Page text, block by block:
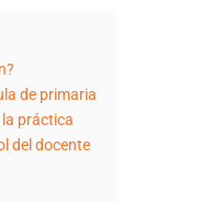
de primaria
práctica
del docente